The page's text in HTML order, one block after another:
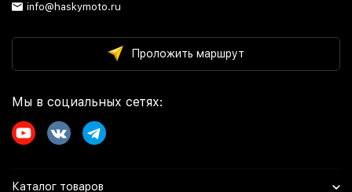
info@haskymoto.ru
Проложить маршрут
Мы в социальных сетях:
Каталог товаров